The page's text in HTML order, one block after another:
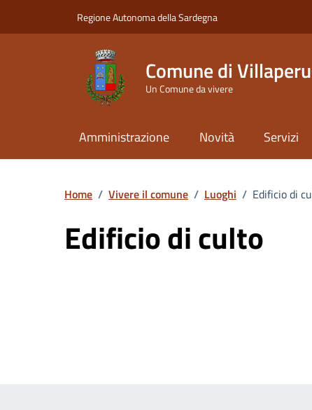
Regione Autonoma della Sardegna
Comune di
Un Comune da vivere
Amministrazione Novità Servizi
Home / Vivere il comune / Luoghi / Edificio di
Edificio di culto